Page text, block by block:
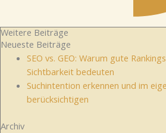
Weitere Beiträge
Neueste Beiträge
SEO vs. GEO: Warum gute
Sichtbarkeit bedeuten
Suchintention erkennen und im
berücksichtigen
Archiv